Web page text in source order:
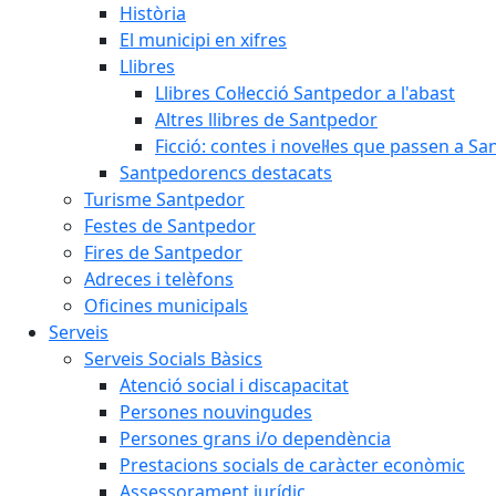
Història
El municipi en xifres
Llibres
Llibres Col·lecció Santpedor a l'abast
Altres llibres de Santpedor
Ficció: contes i novel·les que passen a
Santpedorencs destacats
Turisme Santpedor
Festes de Santpedor
Fires de Santpedor
Adreces i telèfons
Oficines municipals
Serveis
Serveis Socials Bàsics
Atenció social i discapacitat
Persones nouvingudes
Persones grans i/o dependència
Prestacions socials de caràcter econòmic